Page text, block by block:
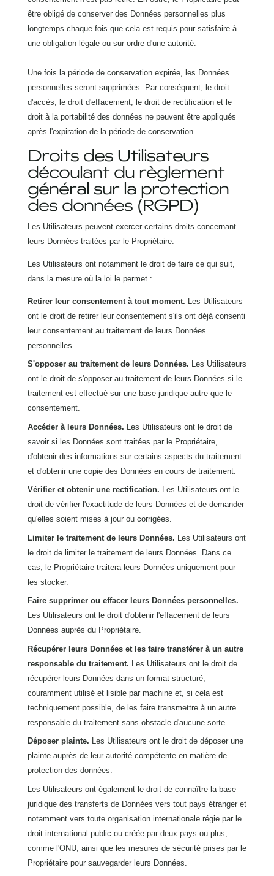
être obligé de conserver des Données personnelles plus
longtemps chaque fois que cela est requis pour satisfaire à
une obligation légale ou sur ordre d'une autorité.
Une fois la période de conservation expirée, les Données
personnelles seront supprimées. Par conséquent, le droit
d'accès, le droit d'effacement, le droit de rectification et le
droit à la portabilité des données ne peuvent être appliqués
après l'expiration de la période de conservation.
Droits des Utilisateurs
découlant du règlement
général sur la protection
des données (RGPD)
Les Utilisateurs peuvent exercer certains droits concernant
leurs Données traitées par le Propriétaire.
Les Utilisateurs ont notamment le droit de faire ce qui suit,
dans la mesure où la loi le permet :
Retirer leur consentement à tout moment. Les Utilisateurs
ont le droit de retirer leur consentement s'ils ont déjà consenti
leur consentement au traitement de leurs Données
personnelles.
S'opposer au traitement de leurs Données. Les Utilisateurs
ont le droit de s'opposer au traitement de leurs Données si le
traitement est effectué sur une base juridique autre que le
consentement.
Accéder à leurs Données. Les Utilisateurs ont le droit de
savoir si les Données sont traitées par le Propriétaire,
d'obtenir des informations sur certains aspects du traitement
et d'obtenir une copie des Données en cours de traitement.
Vérifier et obtenir une rectification. Les Utilisateurs ont le
droit de vérifier l'exactitude de leurs Données et de demander
qu'elles soient mises à jour ou corrigées.
Limiter le traitement de leurs Données. Les Utilisateurs ont
le droit de limiter le traitement de leurs Données. Dans ce
cas, le Propriétaire traitera leurs Données uniquement pour
les stocker.
Faire supprimer ou effacer leurs Données personnelles.
Les Utilisateurs ont le droit d'obtenir l'effacement de leurs
Données auprès du Propriétaire.
Récupérer leurs Données et les faire transférer à un autre
responsable du traitement. Les Utilisateurs ont le droit de
récupérer leurs Données dans un format structuré,
couramment utilisé et lisible par machine et, si cela est
techniquement possible, de les faire transmettre à un autre
responsable du traitement sans obstacle d'aucune sorte.
Déposer plainte. Les Utilisateurs ont le droit de déposer une
plainte auprès de leur autorité compétente en matière de
protection des données.
Les Utilisateurs ont également le droit de connaître la base
juridique des transferts de Données vers tout pays étranger et
notamment vers toute organisation internationale régie par le
droit international public ou créée par deux pays ou plus,
comme l'ONU, ainsi que les mesures de sécurité prises par le
Propriétaire pour sauvegarder leurs Données.